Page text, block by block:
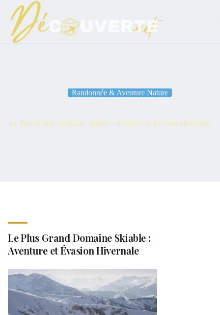
contenu
Randonnée & Aventure Nature
Le Plus Grand Domaine Skiable : Aventure et Évasion Hivernale
Le Plus Grand Domaine Skiable :
Aventure et Évasion Hivernale